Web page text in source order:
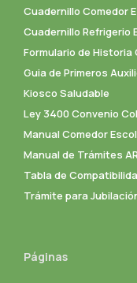
Cuadernillo Comedor
Cuadernillo Refrigerio
Formulario de Historia
Guia de Primeros
Kiosco Saludable
Ley 3400 Convenio
Manual Comedor
Manual de Trámites
Tabla de
Trámite para
Páginas